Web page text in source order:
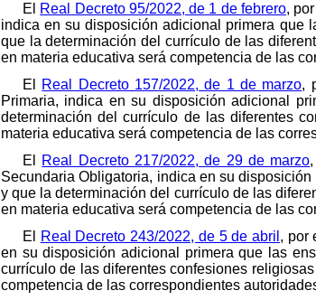
El
Real Decreto 95/2022, de 1 de febrero,
indica en su disposición adicional primera que
que la determinación del currículo de las
en materia educativa será competencia de las
El Real Decreto 157/2022, de 1 de marzo,
Primaria, indica en su disposición adicional
determinación del currículo de las diferentes
materia educativa será competencia de las
El Real Decreto 217/2022, de 29 de marzo
Secundaria Obligatoria, indica en su
y que la determinación del currículo de las
en materia educativa será competencia de las
El
Real Decreto 243/2022, de 5 de abril , por
en su disposición adicional primera que las
currículo de las diferentes confesiones
competencia de las correspondientes